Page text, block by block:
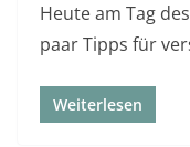
Heute am Tag
paar Tipps für
Weiterlesen